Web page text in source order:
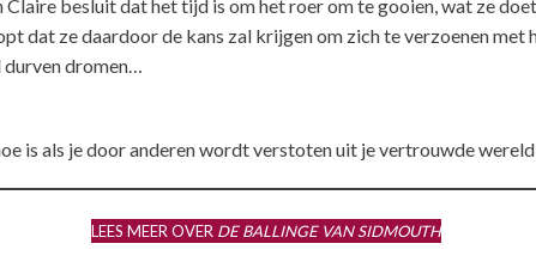
besluit dat het tijd is om het roer om te gooien, wat ze
dat ze daardoor de kans zal krijgen om zich te verzoenen met
dromen…
is als je door anderen wordt verstoten uit je vertrouwde
LEES MEER OVER DE BALLINGE VAN SIDMOUTH